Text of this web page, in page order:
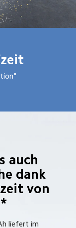
auch
dank
von
liefert im